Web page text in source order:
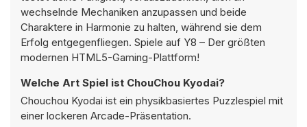
wechselnde Mechaniken anzupassen und beide
Charaktere in Harmonie zu halten, während sie dem
Erfolg entgegenfliegen. Spiele auf Y8 – Der größten
modernen HTML5-Gaming-Plattform!
Welche Art Spiel ist ChouChou Kyodai?
Chouchou Kyodai ist ein physikbasiertes Puzzlespiel mit
einer lockeren Arcade-Präsentation.